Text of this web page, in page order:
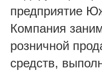
предприятие
Компания
розничной
средств,